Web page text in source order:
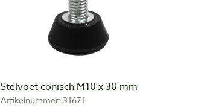
Stelvoet conisch M10 x 30 mm
Artikelnummer: 31671